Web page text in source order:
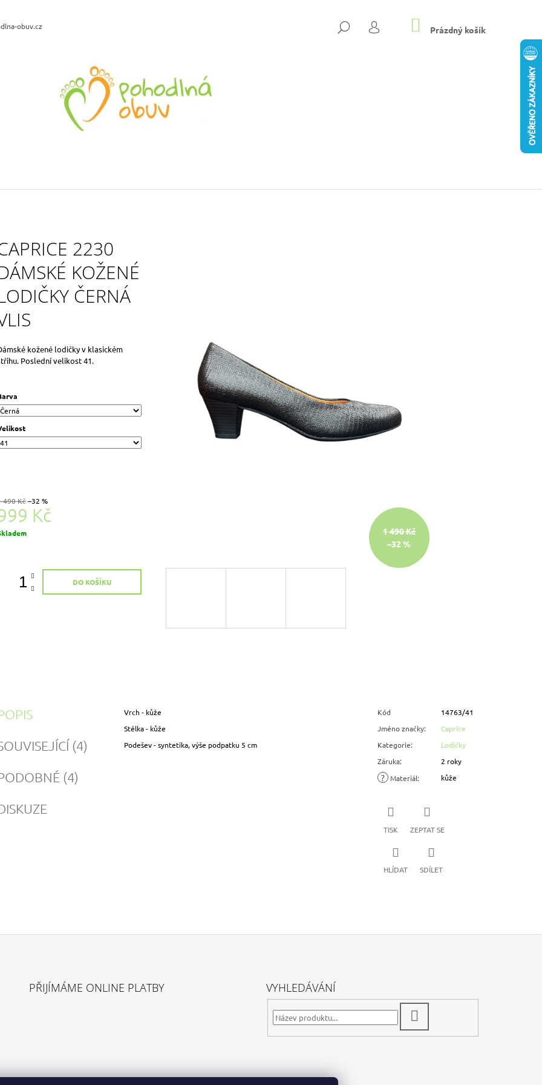
obuv.cz HLEDAT
PŘIHLÁŠENÍ
NÁKUPNÍ
KOŠÍK
Prázdný košík
2230
KOŽENÉ
ČERNÁ
1 490 Kč
–32 %
kožené lodičky v klasickém
Poslední velikost 41.
490 Kč–32 %
Kč
DO KOŠÍKU
(4)
(4)
Vrch - kůže
Stélka - kůže
Podešev - syntetika, výše podpatku 5 cm
Kód
14763/41
Jméno značky:
Caprice
Kategorie:
Lodičky
Záruka: 2 roky
? Materiál: kůže
TISK ZEPTAT SE
HLÍDAT SDÍLET
CO POTŘEBUJETE NAJÍT?
HLEDAT
WD/BRUSA DÁMSKÁ BIO LIFE LENA DÁMSKÉ PANTOFLE NA
PŘIJÍMÁME ONLINE PLATBY VYHLEDÁVÁNÍ